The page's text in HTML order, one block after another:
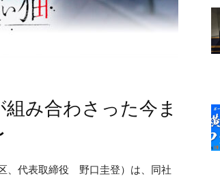
み合わさった今ま
、代表取締役 野口圭登）は、同社